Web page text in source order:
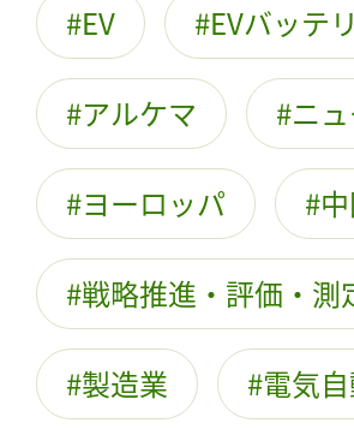
EV EVバッテ
アルケマ ニ
ヨーロッパ
戦略推進・評価・測
製造業 電気